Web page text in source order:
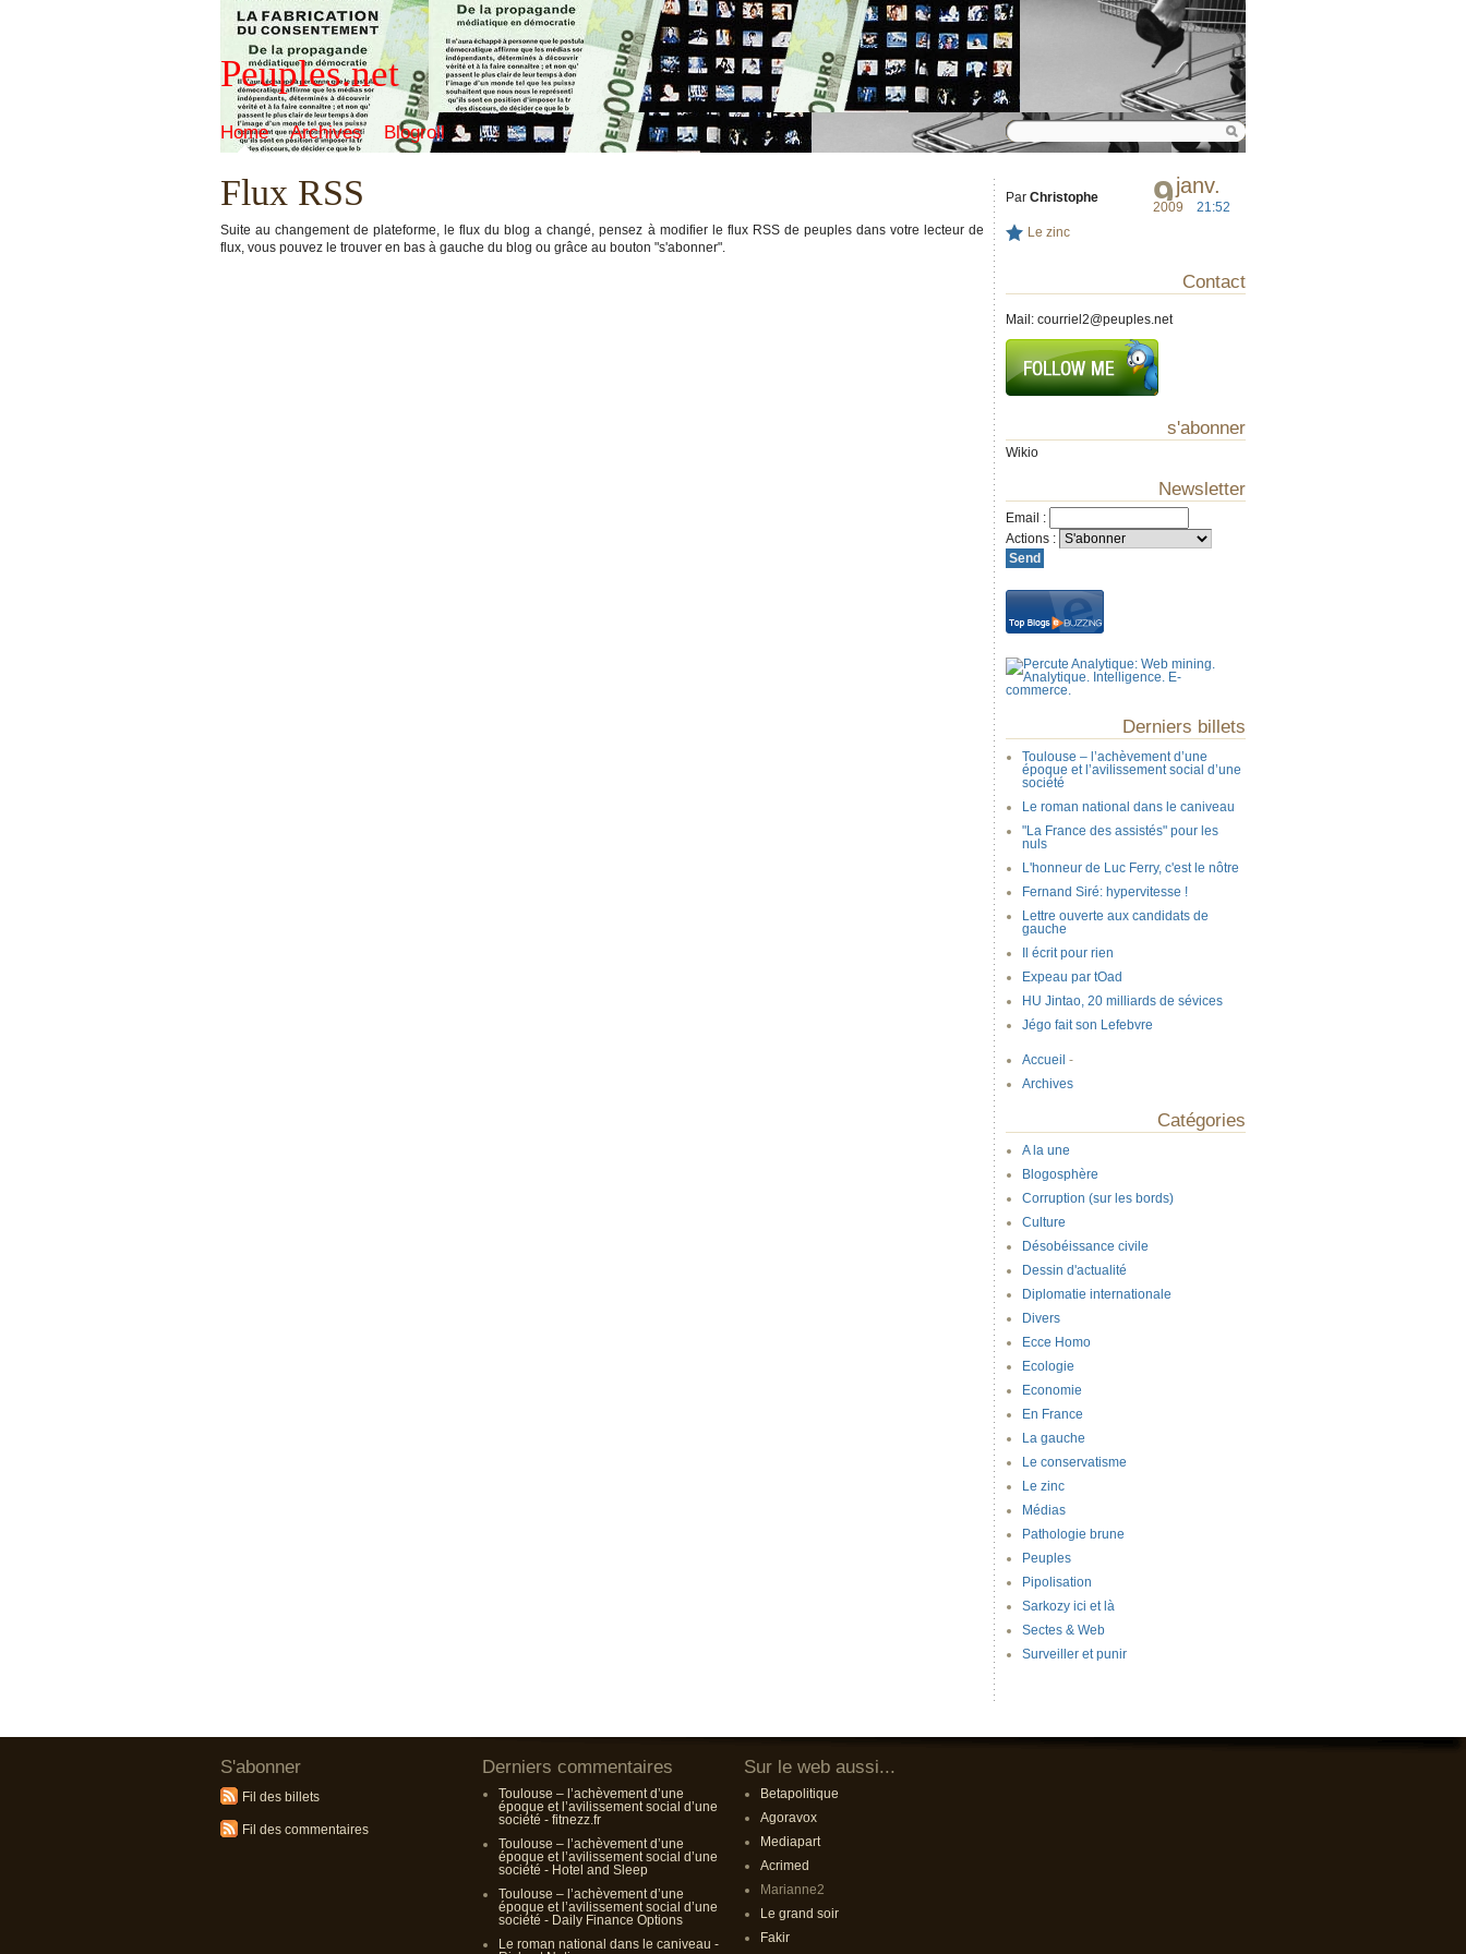
Peuples.net
Home Archives Blogroll
Flux RSS 9janv.
2009 21:52
Par Christophe
Le zinc
Suite au changement de plateforme, le flux du blog a changé, pensez à modifier le flux RSS de peuples dans votre lecteur de
flux, vous pouvez le trouver en bas à gauche du blog ou grâce au bouton "s'abonner".
Contact
Mail: courriel2@peuples.net
s'abonner
Wikio
Newsletter
Email :
Actions :
Derniers billets
Toulouse – l’achèvement d’une
époque et l’avilissement social d’une
société
Le roman national dans le caniveau
"La France des assistés" pour les
nuls
L'honneur de Luc Ferry, c'est le nôtre
Fernand Siré: hypervitesse !
Lettre ouverte aux candidats de
gauche
Il écrit pour rien
Expeau par tOad
HU Jintao, 20 milliards de sévices
Jégo fait son Lefebvre
Accueil -
Archives
Catégories
A la une
Blogosphère
Corruption (sur les bords)
Culture
Désobéissance civile
Dessin d'actualité
Diplomatie internationale
Divers
Ecce Homo
Ecologie
Economie
En France
La gauche
Le conservatisme
Le zinc
Médias
Pathologie brune
Peuples
Pipolisation
Sarkozy ici et là
Sectes & Web
Surveiller et punir
S'abonner
Fil des billets
Fil des commentaires
Derniers commentaires
Toulouse – l’achèvement d’une
époque et l’avilissement social d’une
société - fitnezz.fr
Toulouse – l’achèvement d’une
époque et l’avilissement social d’une
société - Hotel and Sleep
Toulouse – l’achèvement d’une
époque et l’avilissement social d’une
société - Daily Finance Options
Le roman national dans le caniveau -
Sur le web aussi...
Betapolitique
Agoravox
Mediapart
Acrimed
Marianne2
Le grand soir
Fakir